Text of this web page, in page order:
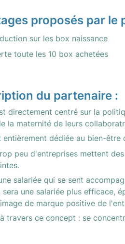
proposés par le
sur les box naissance
toute les 10 box achetées
du partenaire :
directement centré sur la
la maternité de leurs
dédiée au bien-être
peu d'entreprises mettent
salariée qui se sent
sera une salariée plus efficace,
de marque positive de
travers ce concept : se